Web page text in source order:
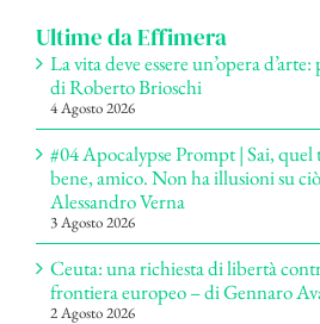
Ultime da Effimera
La vita deve essere un’opera
di Roberto Brioschi
4 Agosto 2026
#04 Apocalypse Prompt | Sai, quel
bene, amico. Non ha illusioni su
Alessandro Verna
3 Agosto 2026
Ceuta: una richiesta di libertà
frontiera europeo – di Gennaro
2 Agosto 2026